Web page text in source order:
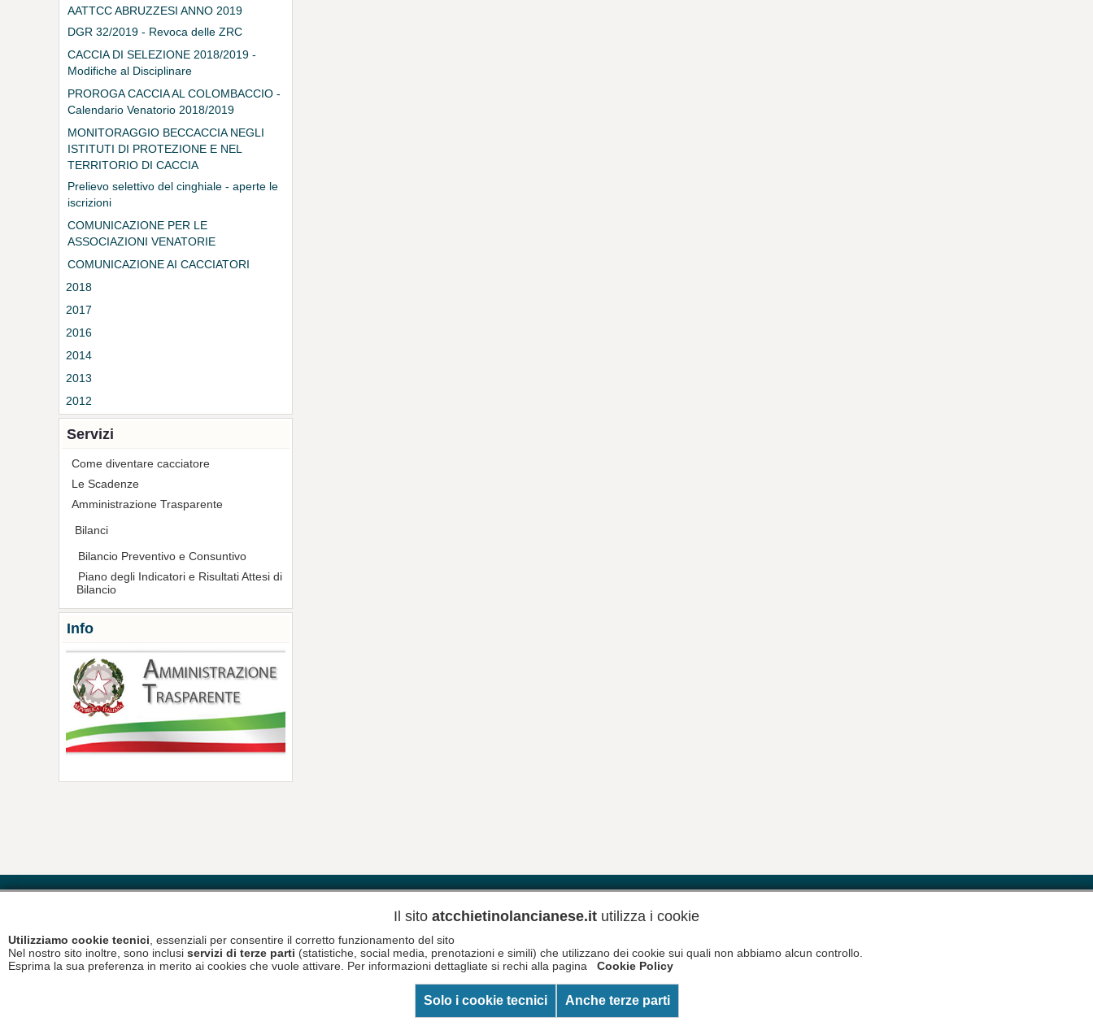
AATTCC ABRUZZESI ANNO 2019
DGR 32/2019 - Revoca delle ZRC
CACCIA DI SELEZIONE 2018/2019 -
Modifiche al Disciplinare
PROROGA CACCIA AL COLOMBACCIO -
Calendario Venatorio 2018/2019
MONITORAGGIO BECCACCIA NEGLI
ISTITUTI DI PROTEZIONE E NEL
TERRITORIO DI CACCIA
PROGRAMMATA
Prelievo selettivo del cinghiale - aperte le
iscrizioni
COMUNICAZIONE PER LE
ASSOCIAZIONI VENATORIE
COMUNICAZIONE AI CACCIATORI
2018
2017
2016
2014
2013
2012
Servizi
Come diventare cacciatore
Le Scadenze
Amministrazione Trasparente
Bilanci
Bilancio Preventivo e Consuntivo
Piano degli Indicatori e Risultati Attesi di
Bilancio
Info
Copyright © 2026 A.T.C. Chietino Lancianese - P.Iva 93017880696
Il sito atcchietinolancianese.it utilizza i cookie
Utilizziamo cookie tecnici , essenziali per consentire il corretto funzionamento del sito
Nel nostro sito inoltre, sono inclusi servizi di terze parti (statistiche, social media, prenotazioni e simili) che utilizzano dei cookie sui quali non abbiamo alcun controllo.
Esprima la sua preferenza in merito ai cookies che vuole attivare. Per informazioni dettagliate si rechi alla pagina
Cookie Policy
Solo i cookie tecnici Anche terze parti